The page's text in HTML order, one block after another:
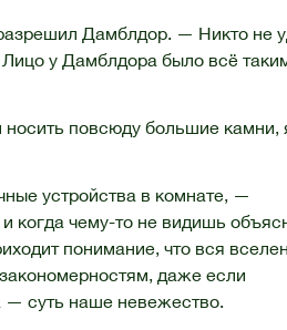
Дамблдор. — Никто не
у Дамблдора было всё
повсюду большие камни,
устройства в комнате, —
когда чему-то не видишь
понимание, что вся
даже если
— суть наше невежество.